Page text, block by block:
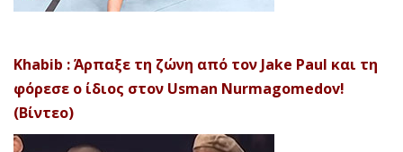
Khabib : Άρπαξε τη ζώνη από τον Jake Paul και τη
φόρεσε ο ίδιος στον Usman Nurmagomedov!
(Βίντεο)